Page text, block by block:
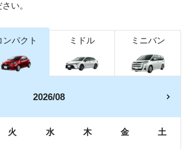
い。
ンパクト ミドル ミニバン
2026/08
火 水 木 金 土